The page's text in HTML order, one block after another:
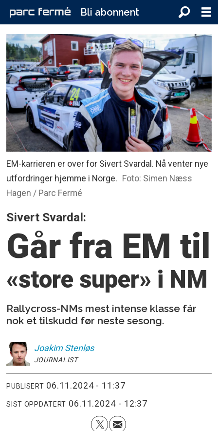
Bli abonnent
EM-karrieren er over for Sivert Svardal. Nå venter nye
utfordringer hjemme i Norge. Foto: Simen Næss
Hagen / Parc Fermé
Sivert Svardal:
Går fra EM til
«store super» i NM
Rallycross-NMs mest intense klasse får
nok et tilskudd før neste sesong.
Joakim Stenløs
JOURNALIST
PUBLISERT 06.11.2024 - 11:37
SIST OPPDATERT 06.11.2024 - 12:37